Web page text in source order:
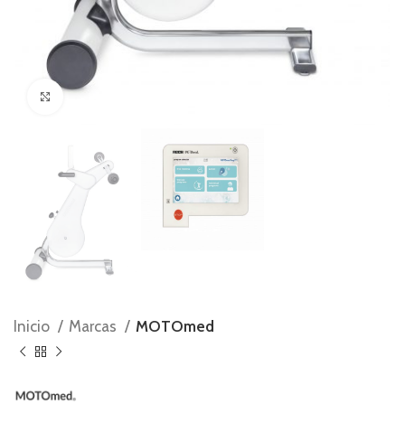
Ampliar foto
Inicio Marcas MOTOmed